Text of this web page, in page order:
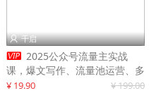
 千启
 2025公众号流量主实战
课，爆文写作、流量池运营、多
平台分发，新手日入千元月赚5
¥ 19.90 ¥ 199.00